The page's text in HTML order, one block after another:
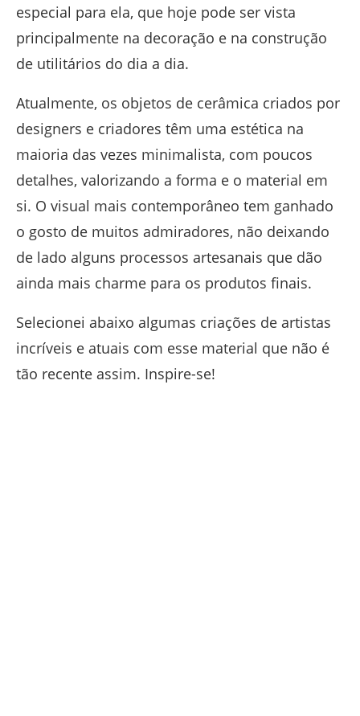
especial para ela, que hoje pode ser vista
principalmente na decoração e na construção
de utilitários do dia a dia.
Atualmente, os objetos de cerâmica criados por
designers e criadores têm uma estética na
maioria das vezes minimalista, com poucos
detalhes, valorizando a forma e o material em
si. O visual mais contemporâneo tem ganhado
o gosto de muitos admiradores, não deixando
de lado alguns processos artesanais que dão
ainda mais charme para os produtos finais.
Selecionei abaixo algumas criações de artistas
incríveis e atuais com esse material que não é
tão recente assim. Inspire-se!